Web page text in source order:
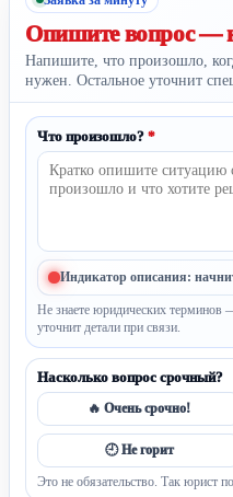
Опишите вопрос —
Напишите, что произошло,
нужен. Остальное уточнит
Что произошло? *
Индикатор описания:
Не знаете юридических
уточнит детали при связи.
Насколько вопрос срочный?
🔥 Очень срочно!
🕘 Не горит
Это не обязательство. Так юрист